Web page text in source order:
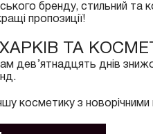
бренду, стильний та
пропозиції!
ТА
днів
косметику з